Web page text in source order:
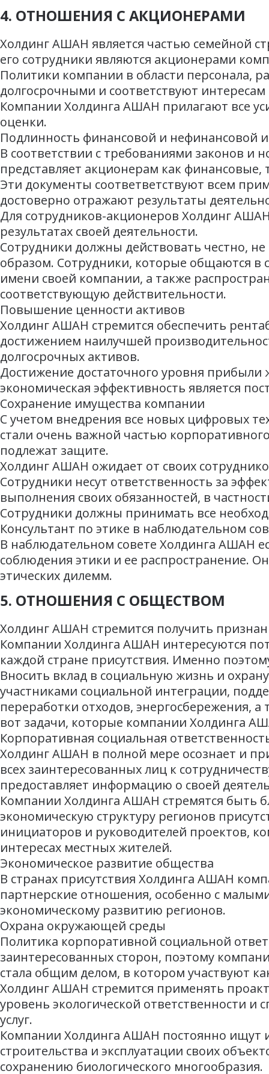
4. ОТНОШЕНИЯ С АКЦИОНЕРАМИ
Холдинг АШАН является частью семейной
его сотрудники являются акционерами
Политики компании в области персонала,
долгосрочными и соответствуют
Компании Холдинга АШАН прилагают все
оценки.
Подлинность финансовой и нефинансовой
В соответствии с требованиями законов и
представляет акционерам как
Эти документы соответветствуют всем
достоверно отражают результаты
Для сотрудников-акционеров Холдинг
результатах своей деятельности.
Сотрудники должны действовать честно,
образом. Сотрудники, которые общаются в
имени своей компании, а также
соответствующую действительности.
Повышение ценности активов
Холдинг АШАН стремится обеспечить
достижением наилучшей
долгосрочных активов.
Достижение достаточного уровня
экономическая эффективность является
Сохранение имущества компании
С учетом внедрения все новых цифровых
стали очень важной частью
подлежат защите.
Холдинг АШАН ожидает от своих
Сотрудники несут ответственность за
выполнения своих обязанностей, в
Сотрудники должны принимать все
Консультант по этике в наблюдательном
В наблюдательном совете Холдинга АШАН
соблюдения этики и ее распространение.
этических дилемм.
5. ОТНОШЕНИЯ С ОБЩЕСТВОМ
Холдинг АШАН стремится получить
Компании Холдинга АШАН интересуются
каждой стране присутствия. Именно
Вносить вклад в социальную жизнь и
участниками социальной интеграции,
переработки отходов, энергосбережения,
вот задачи, которые компании Холдинга
Корпоративная социальная
Холдинг АШАН в полной мере осознает и
всех заинтересованных лиц к
предоставляет информацию о своей
Компании Холдинга АШАН стремятся быть
экономическую структуру регионов
инициаторов и руководителей проектов,
интересах местных жителей.
Экономическое развитие общества
В странах присутствия Холдинга АШАН
партнерские отношения, особенно с
экономическому развитию регионов.
Охрана окружающей среды
Политика корпоративной социальной
заинтересованных сторон, поэтому
стала общим делом, в котором участвуют
Холдинг АШАН стремится применять
уровень экологической ответственности
услуг.
Компании Холдинга АШАН постоянно ищут
строительства и эксплуатации своих
сохранению биологического многообразия.